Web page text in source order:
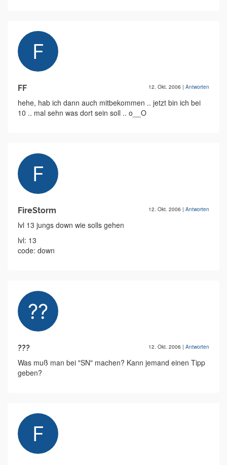
FF 12. Okt. 2006 | Antworten
hehe, hab ich dann auch mitbekommen .. jetzt bin ich bei
10 .. mal sehn was dort sein soll .. o__O
FireStorm 12. Okt. 2006 | Antworten
lvl 13 jungs down wie solls gehen
lvl: 13
code: down
??? 12. Okt. 2006 | Antworten
Was muß man bei "SN" machen? Kann jemand einen Tipp
geben?